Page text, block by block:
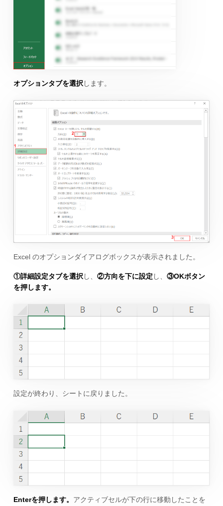
オプションタブを選択 します。
Excel のオプションダイアログボックスが表示されました。
①詳細設定タブを選択 し、 ②方向を下に設定 し、 ③OKボタン
を押します。
設定が終わり、シートに戻りました。
Enterを押します。 アクティブセルが下の行に移動したことを